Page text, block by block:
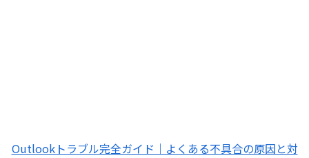
Outlookトラブル完全ガイド｜よくある不具合の原因と対